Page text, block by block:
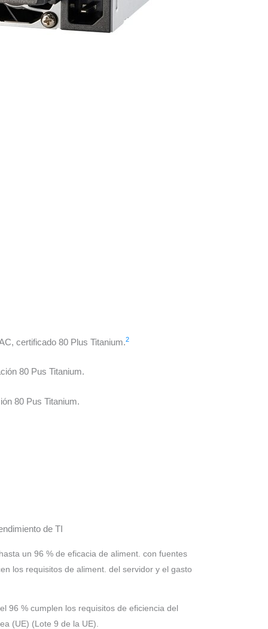
certificado 80 Plus Titanium.2
80 Pus Titanium.
80 Pus Titanium.
de TI
un 96 % de eficacia de aliment. con fuentes
los requisitos de aliment. del servidor y el gasto
96 % cumplen los requisitos de eficiencia del
(UE) (Lote 9 de la UE).